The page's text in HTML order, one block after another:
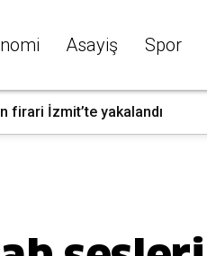
Asayiş Spor
firari İzmit’te yakalandı